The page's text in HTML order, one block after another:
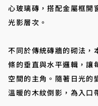
心玻璃磚，搭配金屬框開
光影層次。
不同於傳統磚牆的砌法，
條的垂直與水平邏輯，讓
空間的主角。隨著日光的
溫暖的木紋倒影，為入口